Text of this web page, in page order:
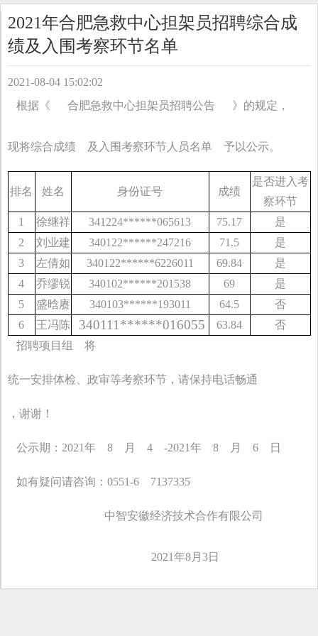
2021年合肥急救中心担架员招聘综合成
绩及入围考察环节名单
2021-08-04 15:02:02
根据《
合肥急救中心担架员招聘公告 》的规定，
现将综合成绩 及入围考察环节人员名单 予以公示。
排名 姓名 身份证号 成绩
是否进入考
察环节
1
徐继祥 341224******065613 75.17
是
2
刘业建 340122******247216 71.5
是
3
左倩如 340122******6226011 69.84
是
4
乔缪锐 340102******201538 69
是
5
盛晗赓 340103******193011 64.5
否
6
王冯陈 340111******016055 63.84
否
招聘项目组
将
统一安排体检、政审等考察环节，请保持电话畅通
，谢谢！
公示期：2021年 8 月 4 -2021年 8 月 6 日
如有疑问请咨询：0551-6 7137335
中智安徽经济技术合作有限公司
2021年8月3日